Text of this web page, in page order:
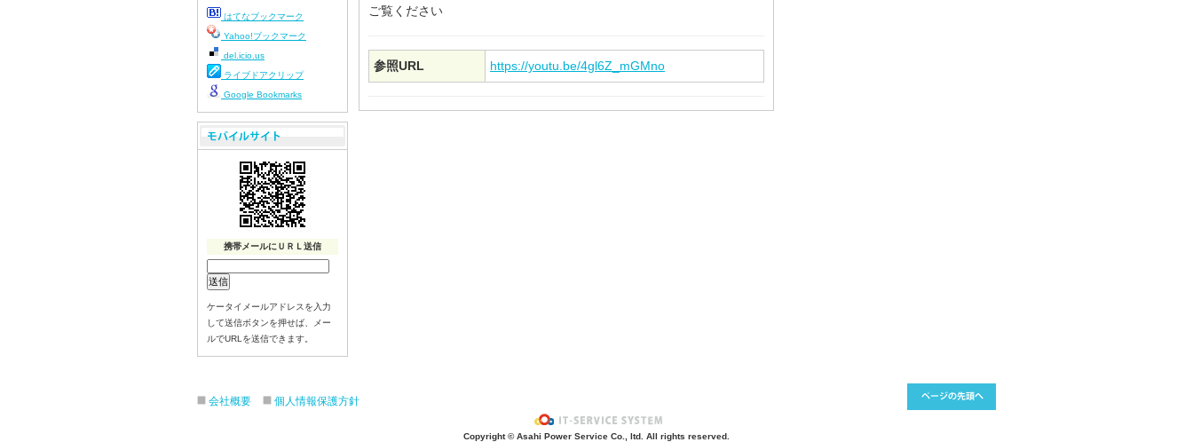
ご覧ください
参照URL https://youtu.be/4gl6Z_mGMno
はてなブックマーク
Yahoo!ブックマーク
del.icio.us
ライブドアクリップ
Google Bookmarks
携帯メールにＵＲＬ送信
ケータイメールアドレスを入力
して送信ボタンを押せば、メー
ルでURLを送信できます。
会社概要 個人情報保護方針
Copyright © Asahi Power Service Co., ltd. All rights reserved.